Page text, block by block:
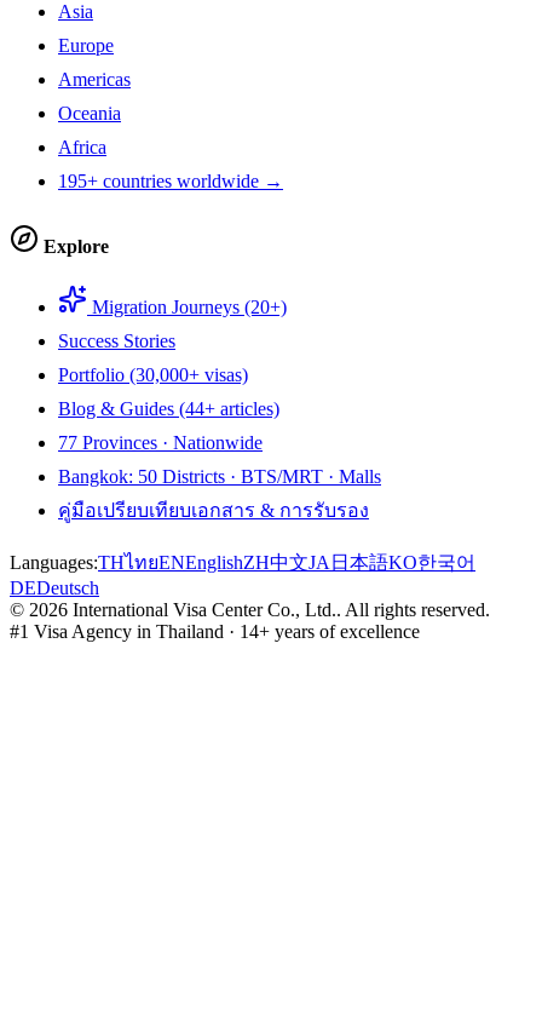
Asia
Europe
Americas
Oceania
Africa
195+ countries worldwide →
Explore
Migration Journeys (20+)
Success Stories
Portfolio (30,000+ visas)
Blog & Guides (44+ articles)
77 Provinces · Nationwide
Bangkok: 50 Districts · BTS/MRT · Malls
คู่มือเปรียบเทียบเอกสาร & การรับรอง
Languages:THไทยENEnglishZH中文JA 日本語KO한국어
DEDeutsch
© 2026 International Visa Center Co., Ltd.. All rights reserved.
#1 Visa Agency in Thailand · 14+ years of excellence